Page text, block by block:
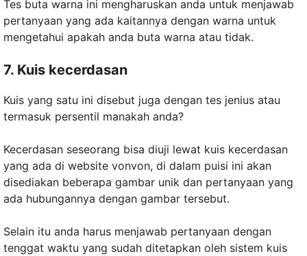
Tes buta warna ini mengharuskan anda untuk menjawab
pertanyaan yang ada kaitannya dengan warna untuk
mengetahui apakah anda buta warna atau tidak.
7. Kuis kecerdasan
Kuis yang satu ini disebut juga dengan tes jenius atau
termasuk persentil manakah anda?
Kecerdasan seseorang bisa diuji lewat kuis kecerdasan
yang ada di website vonvon, di dalam puisi ini akan
disediakan beberapa gambar unik dan pertanyaan yang
ada hubungannya dengan gambar tersebut.
Selain itu anda harus menjawab pertanyaan dengan
tenggat waktu yang sudah ditetapkan oleh sistem kuis